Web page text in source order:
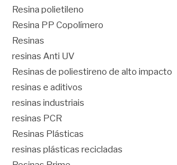
Resina polietileno
Resina PP Copolímero
Resinas
resinas Anti UV
Resinas de poliestireno de alto impacto
resinas e aditivos
resinas industriais
resinas PCR
Resinas Plásticas
resinas plásticas recicladas